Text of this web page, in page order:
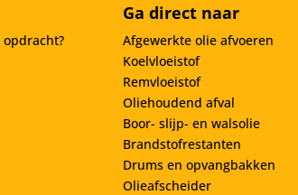
Ga direct naar
Afgewerkte olie afvoeren
Koelvloeistof
Remvloeistof
Oliehoudend afval
Boor- slijp- en walsolie
Brandstofrestanten
Drums en opvangbakken
Olieafscheider